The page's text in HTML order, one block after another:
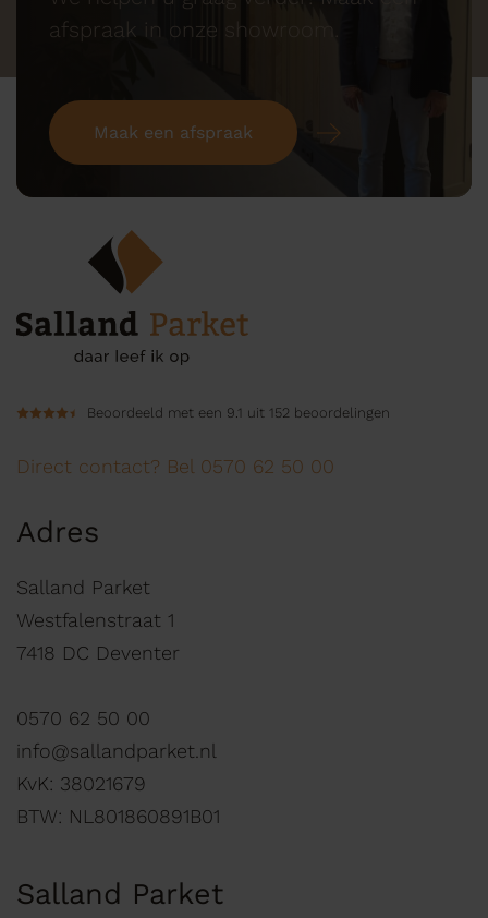
afspraak in onze showroom.
Maak een afspraak
Beoordeeld met een 9.1 uit 152 beoordelingen
Direct contact? Bel 0570 62 50 00
Adres
Salland Parket
Westfalenstraat 1
7418 DC Deventer
0570 62 50 00
info@sallandparket.nl
KvK: 38021679
BTW: NL801860891B01
Salland Parket